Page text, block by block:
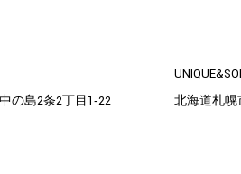
の島2条2丁目1‐22
北海道札幌